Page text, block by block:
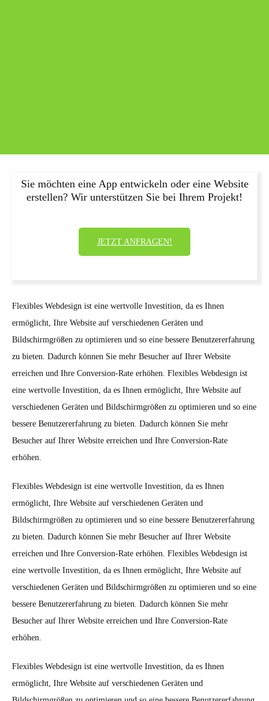
Sie möchten eine App entwickeln oder eine Website
erstellen? Wir unterstützen Sie bei Ihrem Projekt!
JETZT ANFRAGEN!
Flexibles Webdesign ist eine wertvolle Investition, da es Ihnen
ermöglicht, Ihre Website auf verschiedenen Geräten und
Bildschirmgrößen zu optimieren und so eine bessere Benutzererfahrung
zu bieten. Dadurch können Sie mehr Besucher auf Ihrer Website
erreichen und Ihre Conversion-Rate erhöhen. Flexibles Webdesign ist
eine wertvolle Investition, da es Ihnen ermöglicht, Ihre Website auf
verschiedenen Geräten und Bildschirmgrößen zu optimieren und so eine
bessere Benutzererfahrung zu bieten. Dadurch können Sie mehr
Besucher auf Ihrer Website erreichen und Ihre Conversion-Rate
erhöhen.
Flexibles Webdesign ist eine wertvolle Investition, da es Ihnen
ermöglicht, Ihre Website auf verschiedenen Geräten und
Bildschirmgrößen zu optimieren und so eine bessere Benutzererfahrung
zu bieten. Dadurch können Sie mehr Besucher auf Ihrer Website
erreichen und Ihre Conversion-Rate erhöhen. Flexibles Webdesign ist
eine wertvolle Investition, da es Ihnen ermöglicht, Ihre Website auf
verschiedenen Geräten und Bildschirmgrößen zu optimieren und so eine
bessere Benutzererfahrung zu bieten. Dadurch können Sie mehr
Besucher auf Ihrer Website erreichen und Ihre Conversion-Rate
erhöhen.
Flexibles Webdesign ist eine wertvolle Investition, da es Ihnen
ermöglicht, Ihre Website auf verschiedenen Geräten und